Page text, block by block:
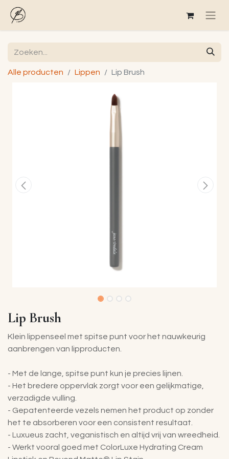
Alle producten Lippen Lip Brush
Lip Brush
Klein lippenseel met spitse punt voor het nauwkeurig
aanbrengen van lipproducten.
- Met de lange, spitse punt kun je precies lijnen.
- Het bredere oppervlak zorgt voor een gelijkmatige,
verzadigde vulling.
- Gepatenteerde vezels nemen het product op zonder
het te absorberen voor een consistent resultaat.
- Luxueus zacht, veganistisch en altijd vrij van wreedheid.
- Werkt vooral goed met ColorLuxe Hydrating Cream